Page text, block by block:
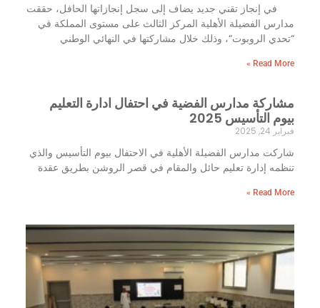
في إنجاز تقني جديد يضاف إلى سجل إنجازاتها الحافل، حققت
مدارس الفضيلة الأهلية المركز الثالث على مستوى المملكة في
“تحدي الروبوت“، وذلك خلال مشاركتها في النهائي الوطني
Read More »
مشاركة مدارس الفضية في احتفال ادارة التعليم
بيوم التأسيس 2025
فبراير 24, 2025
شاركت مدارس الفضيلة الأهلية في الاحتفال بيوم التأسيس والذي
تنظمه إدارة تعليم حائل والمقام في قصر الروشن بطريق عقدة
Read More »